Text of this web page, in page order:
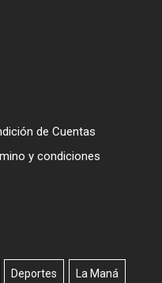
de Cuentas
y condiciones
Deportes La Maná